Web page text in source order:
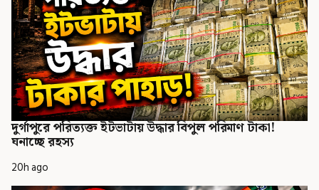
দুর্গাপুরে পরিত্যক্ত ইটভাটায় উদ্ধার বিপুল পরিমাণ টাকা!
ঘনাচ্ছে রহস্য
20h ago